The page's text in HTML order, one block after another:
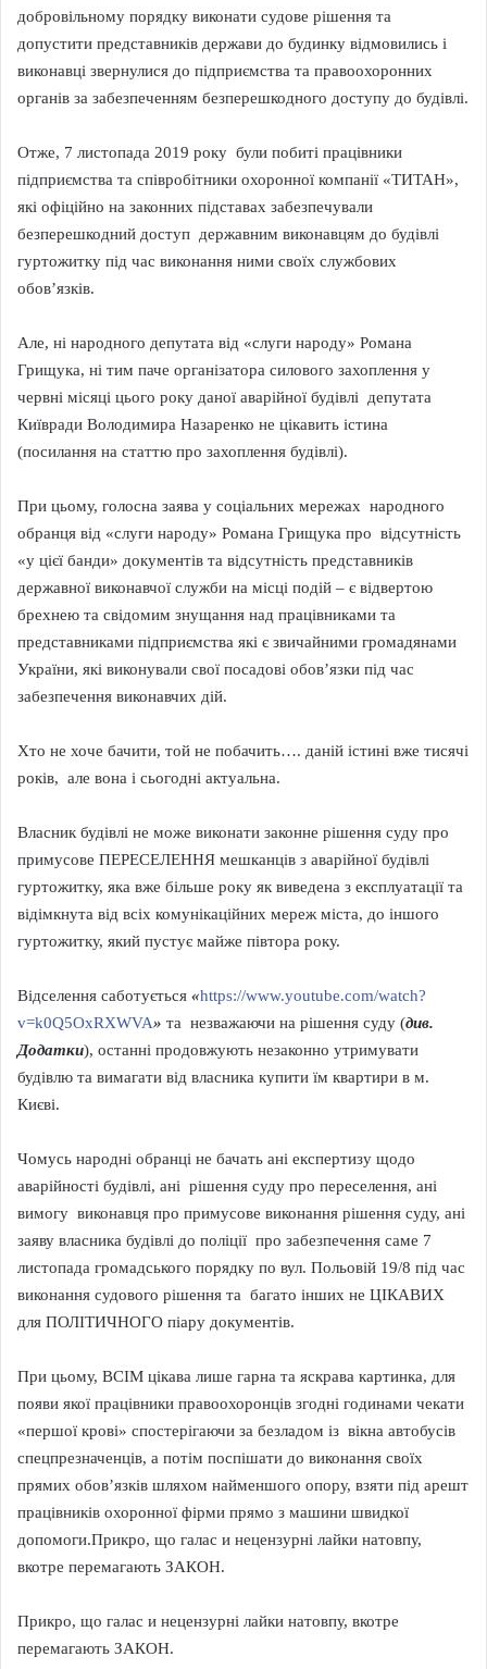
добровільному порядку виконати судове рішення та
допустити представників держави до будинку відмовились і
виконавці звернулися до підприємства та правоохоронних
органів за забезпеченням безперешкодного доступу до будівлі.
Отже, 7 листопада 2019 року були побиті працівники
підприємства та співробітники охоронної компанії «ТИТАН»,
які офіційно на законних підставах забезпечували
безперешкодний доступ державним виконавцям до будівлі
гуртожитку під час виконання ними своїх службових
обов’язків.
Але, ні народного депутата від «слуги народу» Романа
Грищука, ні тим паче організатора силового захоплення у
червні місяці цього року даної аварійної будівлі депутата
Київради Володимира Назаренко не цікавить істина
(посилання на статтю про захоплення будівлі).
При цьому, голосна заява у соціальних мережах народного
обранця від «слуги народу» Романа Грищука про відсутність
«у цієї банди» документів та відсутність представників
державної виконавчої служби на місці подій – є відвертою
брехнею та свідомим знущання над працівниками та
представниками підприємства які є звичайними громадянами
України, які виконували свої посадові обов’язки під час
забезпечення виконавчих дій.
Хто не хоче бачити, той не побачить…. даній істині вже тисячі
років, але вона і сьогодні актуальна.
Власник будівлі не може виконати законне рішення суду про
примусове ПЕРЕСЕЛЕННЯ мешканців з аварійної будівлі
гуртожитку, яка вже більше року як виведена з експлуатації та
відімкнута від всіх комунікаційних мереж міста, до іншого
гуртожитку, який пустує майже півтора року.
Відселення саботується «https://www.youtube.com/watch?
v=k0Q5OxRXWVA» та незважаючи на рішення суду (див.
Додатки), останні продовжують незаконно утримувати
будівлю та вимагати від власника купити їм квартири в м.
Києві.
Чомусь народні обранці не бачать ані експертизу щодо
аварійності будівлі, ані рішення суду про переселення, ані
вимогу виконавця про примусове виконання рішення суду, ані
заяву власника будівлі до поліції про забезпечення саме 7
листопада громадського порядку по вул. Польовій 19/8 під час
виконання судового рішення та багато інших не ЦІКАВИХ
для ПОЛІТИЧНОГО піару документів.
При цьому, ВСІМ цікава лише гарна та яскрава картинка, для
появи якої працівники правоохоронців згодні годинами чекати
«першої крові» спостерігаючи за безладом із вікна автобусів
спецпрезначенців, а потім поспішати до виконання своїх
прямих обов’язків шляхом найменшого опору, взяти під арешт
працівників охоронної фірми прямо з машини швидкої
допомоги.Прикро, що галас и нецензурні лайки натовпу,
вкотре перемагають ЗАКОН.
Прикро, що галас и нецензурні лайки натовпу, вкотре
перемагають ЗАКОН.